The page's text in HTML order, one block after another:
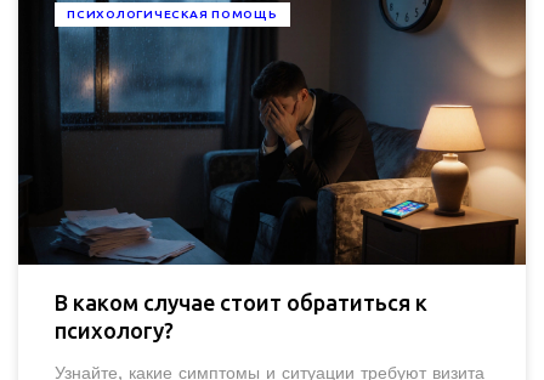
ПСИХОЛОГИЧЕСКАЯ ПОМОЩЬ
В каком случае стоит обратиться к
психологу?
Узнайте, какие симптомы и ситуации требуют визита